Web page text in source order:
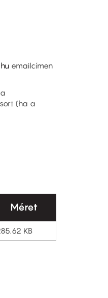
emailcímen
(ha a
Méret
KB